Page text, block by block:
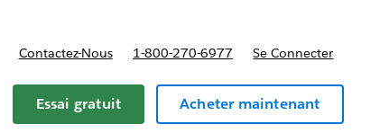
Contactez-Nous 1-800-270-6977 Se Connecter
Essai gratuit Acheter maintenant